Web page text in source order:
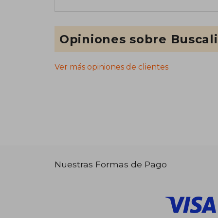
Opiniones sobre
Ver más opiniones de clientes
Nuestras Formas de Pago